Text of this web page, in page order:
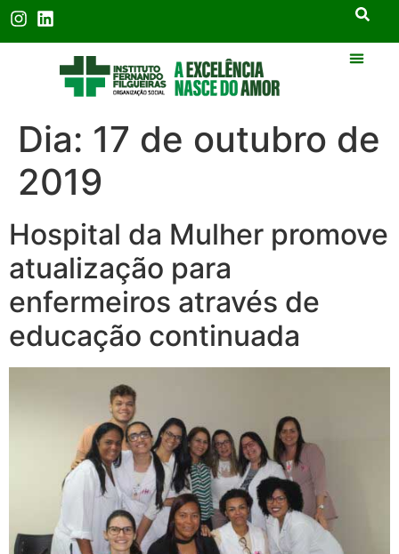
Dia: 17 de outubro de
2019
Hospital da Mulher promove
atualização para
enfermeiros através de
educação continuada